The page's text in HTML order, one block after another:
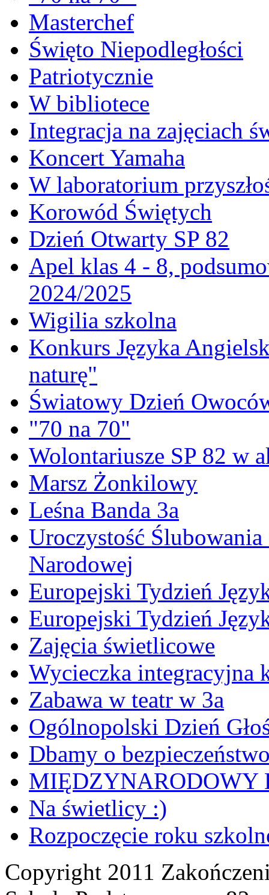
Masterchef
Święto Niepodległości
Patriotycznie
W bibliotece
Integracja na zajęciach
Koncert Yamaha
W laboratorium
Korowód Świętych
Dzień Otwarty SP 82
Apel klas 4 - 8,
2024/2025
Wigilia szkolna
Konkurs Języka
naturę"
Światowy Dzień
"70 na 70"
Wolontariusze SP 82 w
Marsz Żonkilowy
Leśna Banda 3a
Uroczystość
Narodowej
Europejski Tydzień
Europejski Tydzień
Zajęcia świetlicowe
Wycieczka integracyjna
Zabawa w teatr w 3a
Ogólnopolski Dzień
Dbamy o
MIĘDZYNARODOWY
Na świetlicy :)
Rozpoczęcie roku
Copyright 2011